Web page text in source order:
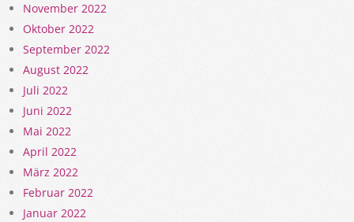
November 2022
Oktober 2022
September 2022
August 2022
Juli 2022
Juni 2022
Mai 2022
April 2022
März 2022
Februar 2022
Januar 2022